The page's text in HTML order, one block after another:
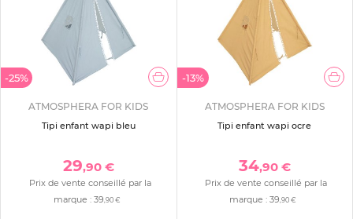
-25%
ATMOSPHERA FOR KIDS
Tipi enfant wapi bleu
29,90 €
Prix de vente conseillé par la
marque : 39 ,90 €
-13%
ATMOSPHERA FOR KIDS
Tipi enfant wapi ocre
34,90 €
Prix de vente conseillé par la
marque :39 ,90 €